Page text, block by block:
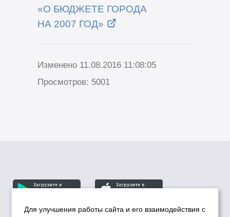
«О БЮДЖЕТЕ ГОРОДА
НА 2007 ГОД»
Изменено 11.08.2016 11:08:05
Просмотров: 5001
Для улучшения работы сайта и его взаимодействия с